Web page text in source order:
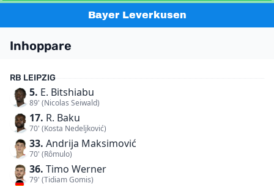
Bayer Leverkusen
Inhoppare
RB LEIPZIG
5. E. Bitshiabu
89' (Nicolas Seiwald)
17. R. Baku
70' (Kosta Nedeljković)
33. Andrija Maksimović
70' (Rômulo)
36. Timo Werner
79' (Tidiam Gomis)